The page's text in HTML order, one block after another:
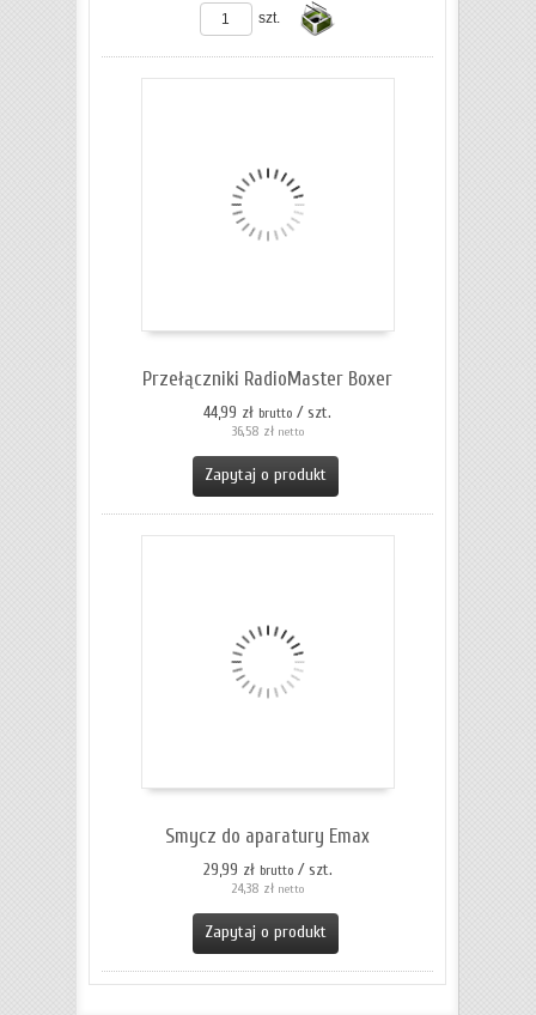
szt.
Przełączniki RadioMaster Boxer
44,99 zł brutto / szt.
36,58 zł netto
Zapytaj o produkt
Smycz do aparatury Emax
29,99 zł brutto / szt.
24,38 zł netto
Zapytaj o produkt